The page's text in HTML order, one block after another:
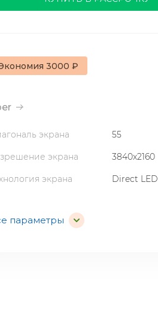
3000 ₽
экрана 55
экрана 3840x2160
экрана Direct LED
параметры